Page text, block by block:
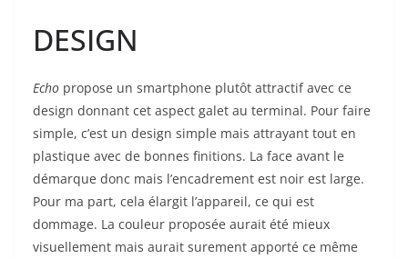
DESIGN
Echo propose un smartphone plutôt attractif avec ce
design donnant cet aspect galet au terminal. Pour faire
simple, c’est un design simple mais attrayant tout en
plastique avec de bonnes finitions. La face avant le
démarque donc mais l’encadrement est noir est large.
Pour ma part, cela élargit l’appareil, ce qui est
dommage. La couleur proposée aurait été mieux
visuellement mais aurait surement apporté ce même